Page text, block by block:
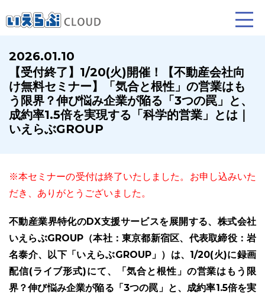
賃貸仲介
業務向け機能
売買仲介
業務向け機能
賃貸管理
業務向け機能
ホームページ制作について プラン紹介･制作の流れ
2026.01.10
【受付終了】1/20(火)開催！【不動産会社向
け無料セミナー】「気合と根性」の営業はも
う限界？伸び悩み企業が陥る「3つの罠」と、
成約率1.5倍を実現する「科学的営業」とは｜
いえらぶGROUP
※本セミナーの受付は終了いたしました。お申し込みいた
だき、ありがとうございました。
不動産業界特化のDX支援サービスを展開する、株式会社
いえらぶGROUP（本社：東京都新宿区、代表取締役：岩
名泰介、以下「いえらぶGROUP」）は、1/20(火)に録画
配信(ライブ形式)にて、「気合と根性」の営業はもう限
界？伸び悩み企業が陥る「3つの罠」と、成約率1.5倍を実